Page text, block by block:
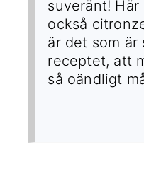
suveränt!
också
är det som är
receptet, att
så oändligt